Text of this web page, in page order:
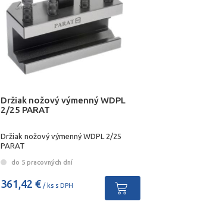
Držiak nožový výmenný WDPL
2/25 PARAT
Držiak nožový výmenný WDPL 2/25
PARAT
do 5 pracovných dní
361,42 €/ ks s DPH